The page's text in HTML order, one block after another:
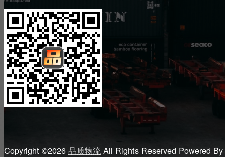
Copyright ©2026 品质物流 All Rights Reserved Powered By